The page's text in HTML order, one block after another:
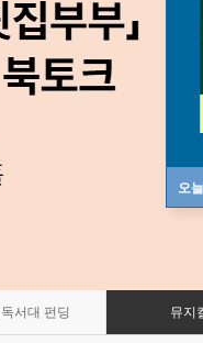
오
서대 펀딩 뮤지